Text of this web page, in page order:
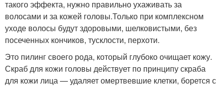
такого эффекта, нужно правильно ухаживать за
волосами и за кожей головы.Только при комплексном
уходе волосы будут здоровыми, шелковистыми, без
посеченных кончиков, тусклости, перхоти.
Это пилинг своего рода, который глубоко очищает кожу.
Скраб для кожи головы действует по принципу скраба
для кожи лица — удаляет омертвевшие клетки, борется с